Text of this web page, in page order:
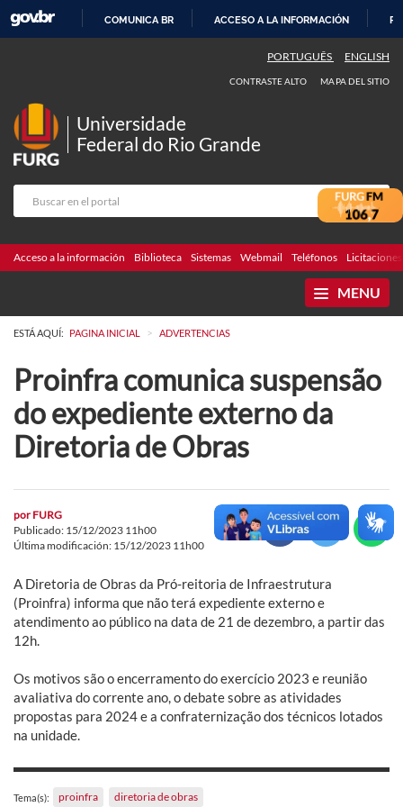
CONTENIDO
COMUNICA BR ACCESO A LA INFORMACIÓN
PORTUGUÊS ENGLISH
CONTRASTE ALTO MAPA DEL SITIO
Universidade
Federal do Rio Grande
Acceso a la información Biblioteca Sistemas Webmail Teléfonos Licitaciones
MENU
ESTÁ AQUÍ: PAGINA INICIAL > ADVERTENCIAS
Proinfra comunica suspensão
do expediente externo da
Diretoria de Obras
por FURG
Publicado: 15/12/2023 11h00
Última modificación: 15/12/2023 11h00
A Diretoria de Obras da Pró-reitoria de Infraestrutura
(Proinfra) informa que não terá expediente externo e
atendimento ao público na data de 21 de dezembro, a partir das
12h.
Os motivos são o encerramento do exercício 2023 e reunião
avaliativa do corrente ano, o debate sobre as atividades
propostas para 2024 e a confraternização dos técnicos lotados
na unidade.
Tema(s): proinfra diretoria de obras